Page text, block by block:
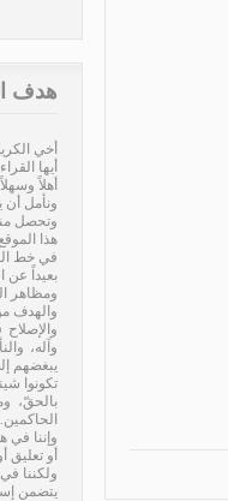
هدف
أخي
أيها
أهلاً
ونأمل أن
وتحصل
هذا
في خط
بعيداً عن
ومظاهر
والهدف
وآله،
يبغضهم
تكونوا
بالحقّ،
الحاكمين.
وإننا في
أو
ولكننا
يتضمن